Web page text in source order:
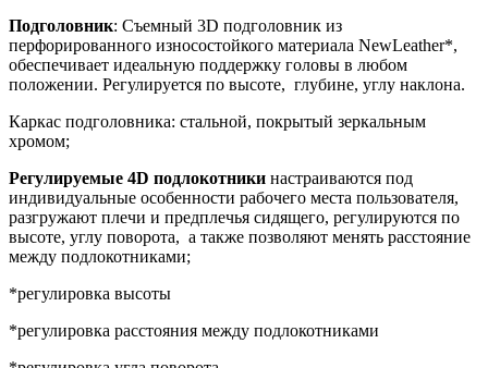
Подголовник: Съемный 3D подголовник из
перфорированного износостойкого материала NewLeather*,
обеспечивает идеальную поддержку головы в любом
положении. Регулируется по высоте, глубине, углу наклона.
Каркас подголовника: стальной, покрытый зеркальным
хромом;
Регулируемые 4D подлокотники настраиваются под
индивидуальные особенности рабочего места пользователя,
разгружают плечи и предплечья сидящего, регулируются по
высоте, углу поворота, а также позволяют менять расстояние
между подлокотниками;
*регулировка высоты
*регулировка расстояния между подлокотниками